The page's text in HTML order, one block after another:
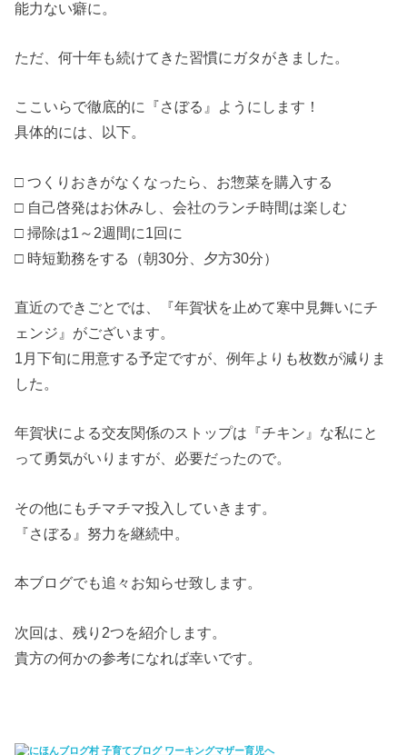
能力ない癖に。
ただ、何十年も続けてきた習慣にガタがきました。
ここいらで徹底的に『さぼる』ようにします！
具体的には、以下。
□ つくりおきがなくなったら、お惣菜を購入する
□ 自己啓発はお休みし、会社のランチ時間は楽しむ
□ 掃除は1～2週間に1回に
□ 時短勤務をする（朝30分、夕方30分）
直近のできごとでは、『年賀状を止めて寒中見舞いにチ
ェンジ』がございます。
1月下旬に用意する予定ですが、例年よりも枚数が減りま
した。
年賀状による交友関係のストップは『チキン』な私にと
って勇気がいりますが、必要だったので。
その他にもチマチマ投入していきます。
『さぼる』努力を継続中。
本ブログでも追々お知らせ致します。
次回は、残り2つを紹介します。
貴方の何かの参考になれば幸いです。